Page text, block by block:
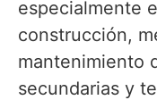
especialmente
construcción,
mantenimiento
secundarias y